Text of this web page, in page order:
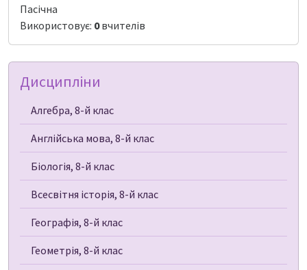
Пасічна
Використовує: 0вчителів
Дисципліни
Алгебра, 8-й клас
Англійська мова, 8-й клас
Біологія, 8-й клас
Всесвітня історія, 8-й клас
Географія, 8-й клас
Геометрія, 8-й клас